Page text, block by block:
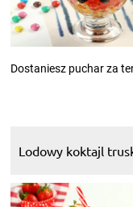
Dostaniesz puchar za
Lodowy koktajl